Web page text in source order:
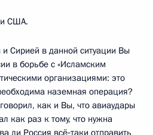
США.
Сирией в данной ситуации Вы
в борьбе с «Исламским
организациями: это
наземная операция?
как и Вы, что авиаудары
как раз к тому, что нужна